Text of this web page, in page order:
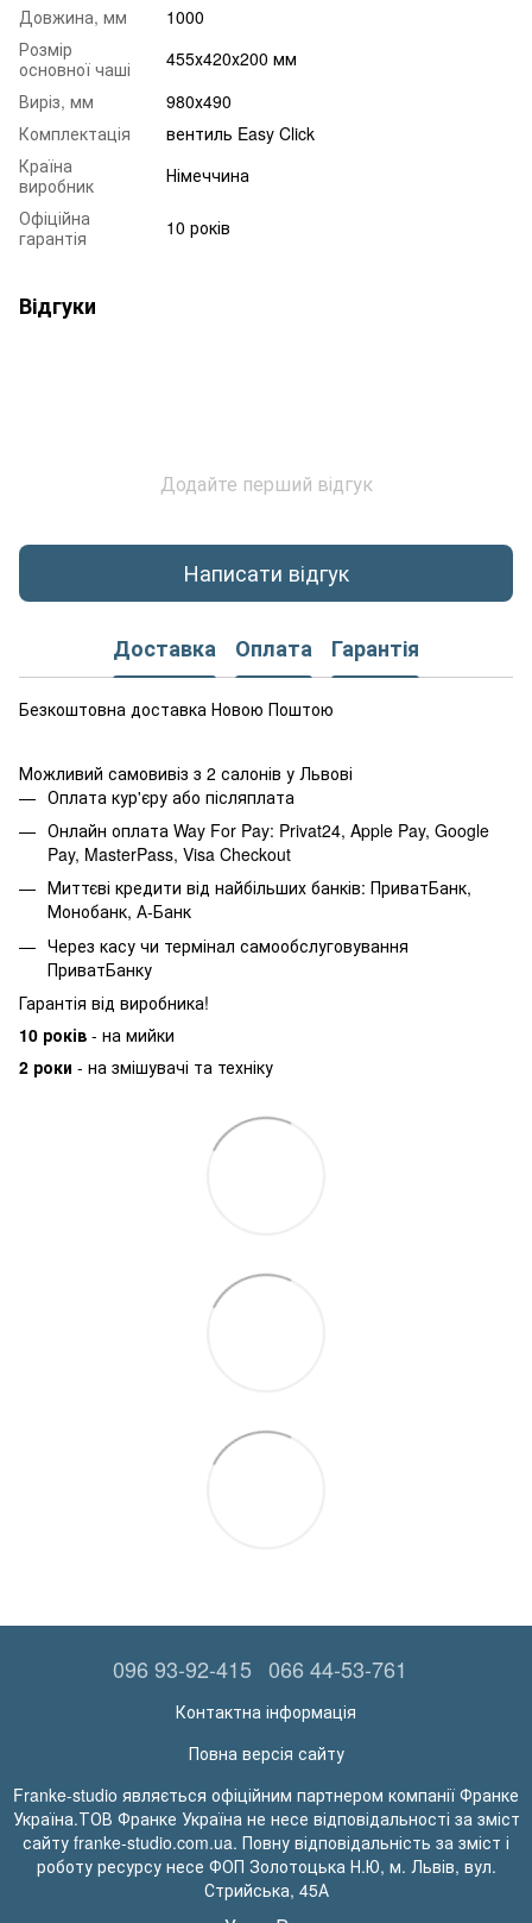
Довжина, мм
1000
Розмір
основної чаші
455х420х200 мм
Виріз, мм
980х490
Комплектація
вентиль Easy Click
Країна
виробник
Німеччина
Офіційна
гарантія
10 років
Відгуки
Додайте перший відгук
Написати відгук
Доставка Оплата Гарантія
Безкоштовна доставка Новою Поштою
Можливий самовивіз з 2 салонів у Львові
Оплата кур'єру або післяплата
Онлайн оплата Way For Pay: Privat24, Apple Pay, Google
Pay, MasterPass, Visa Checkout
Миттєві кредити від найбільших банків: ПриватБанк,
Монобанк, А-Банк
Через касу чи термінал самообслуговування
ПриватБанку
Гарантія від виробника!
10 років - на мийки
2 роки - на змішувачі та техніку
096 93-92-415 066 44-53-761
Контактна інформація
Повна версія сайту
Franke-studio являється офіційним партнером компанії Франке
Україна.ТОВ Франке Україна не несе відповідальності за зміст
сайту franke-studio.com.ua. Повну відповідальність за зміст і
роботу ресурсу несе ФОП Золотоцька Н.Ю, м. Львів, вул.
Стрийська, 45А